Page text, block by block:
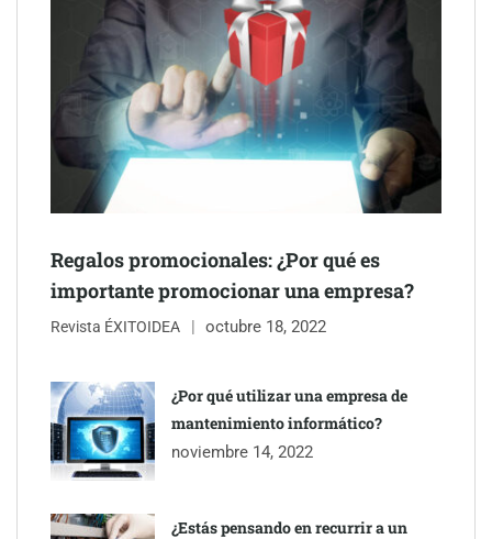
Schaeffler mejora su rentabilidad en el primer semestre de 2026
NOVA: innovación y diseño que transforman espacios de la
mano de Tormo Franquicias
Eagle Waterproofing recomienda revisar la
impermeabilización de las viviendas antes de las vacaciones
Regalos promocionales: ¿Por qué es
importante promocionar una empresa?
Revista ÉXITOIDEA octubre 18, 2022
¿Por qué utilizar una empresa de
mantenimiento informático?
noviembre 14, 2022
¿Estás pensando en recurrir a un